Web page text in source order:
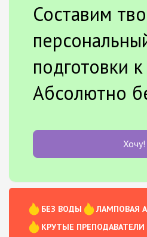
Составим
подготовки
Абсолютно
Хочу!
БЕЗ ВОДЫ
ЛАМПОВАЯ
КРУТЫЕ ПРЕПОДАВАТЕЛИ